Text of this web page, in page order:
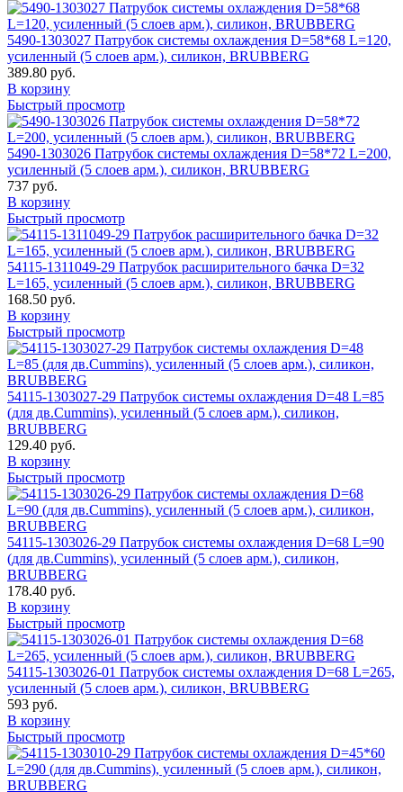
5490-1303027 Патрубок системы охлаждения D=58*68 L=120,
усиленный (5 слоев арм.), силикон, BRUBBERG
389.80 руб.
В корзину
Быстрый просмотр
5490-1303026 Патрубок системы охлаждения D=58*72 L=200,
усиленный (5 слоев арм.), силикон, BRUBBERG
737 руб.
В корзину
Быстрый просмотр
54115-1311049-29 Патрубок расширительного бачка D=32
L=165, усиленный (5 слоев арм.), силикон, BRUBBERG
168.50 руб.
В корзину
Быстрый просмотр
54115-1303027-29 Патрубок системы охлаждения D=48 L=85
(для дв.Cummins), усиленный (5 слоев арм.), силикон,
BRUBBERG
129.40 руб.
В корзину
Быстрый просмотр
54115-1303026-29 Патрубок системы охлаждения D=68 L=90
(для дв.Cummins), усиленный (5 слоев арм.), силикон,
BRUBBERG
178.40 руб.
В корзину
Быстрый просмотр
54115-1303026-01 Патрубок системы охлаждения D=68 L=265,
усиленный (5 слоев арм.), силикон, BRUBBERG
593 руб.
В корзину
Быстрый просмотр